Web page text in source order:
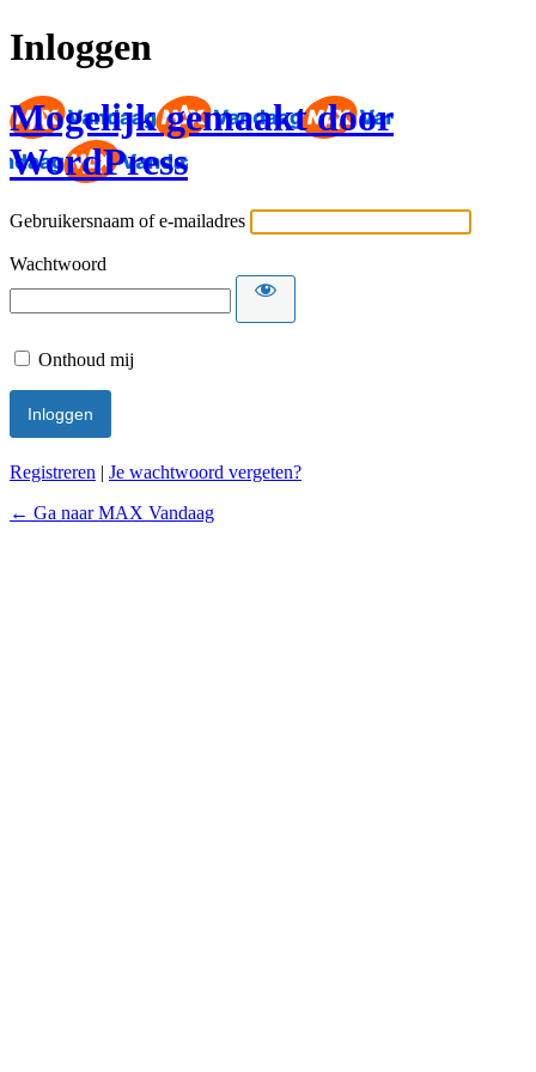
Inloggen
Mogelijk gemaakt door
WordPress
Gebruikersnaam of e-mailadres
Wachtwoord
Onthoud mij
Registreren | Je wachtwoord vergeten?
← Ga naar MAX Vandaag